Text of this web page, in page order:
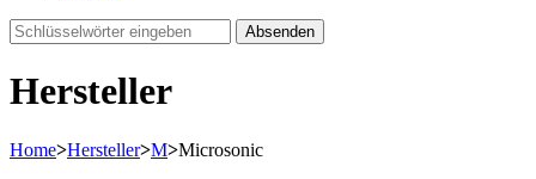
Absenden
Hersteller
Home>Hersteller>M>Microsonic